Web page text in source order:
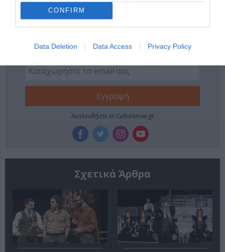
CONFIRM
Data Deletion Data Access Privacy Policy
Newsletter
την Τέχνη και τον Πολιτισμό!
Ακολουθήστε το Culturenow.gr
Σχετικά Άρθρα